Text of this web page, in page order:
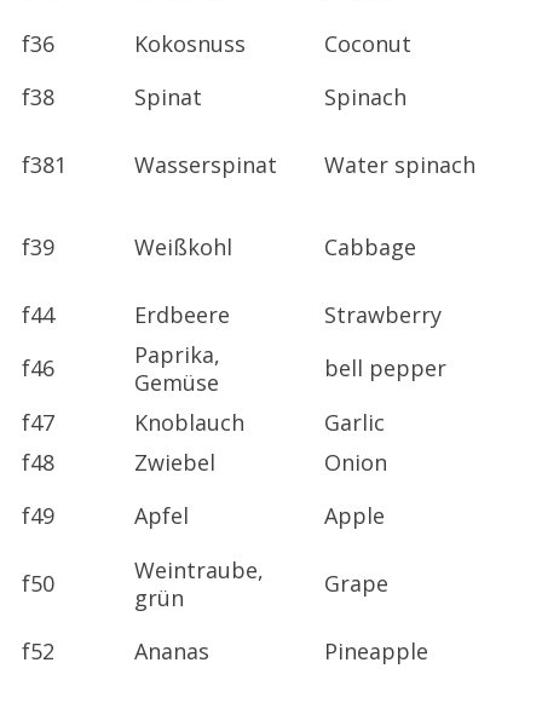
f36
Kokosnuss
Coconut
f38
Spinat Spinach
f381 Wasserspinat Water spinach
f39 Weißkohl Cabbage
f44 Erdbeere
Strawberry
f46
Paprika,
Gemüse
bell pepper
f47
Knoblauch
Garlic
f48
Zwiebel
Onion
f49
Apfel Apple
f50
Weintraube,
grün
Grape
f52 Ananas Pineapple